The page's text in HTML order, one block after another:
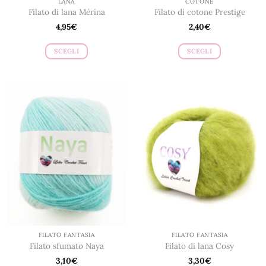
Filato di lana Mérina
4,95€
SCEGLI
più
varianti.
Le
opzioni
possono
essere
scelte
nella
pagina
del
prodotto
Filato di cotone Prestige
2,40€
SCEGLI
varianti.
Le
opzioni
possono
essere
scelte
nella
pagina
FILATO FANTASIA
Filato sfumato Naya
3,10€
FILATO FANTASIA
Filato di lana Cosy
3,30€